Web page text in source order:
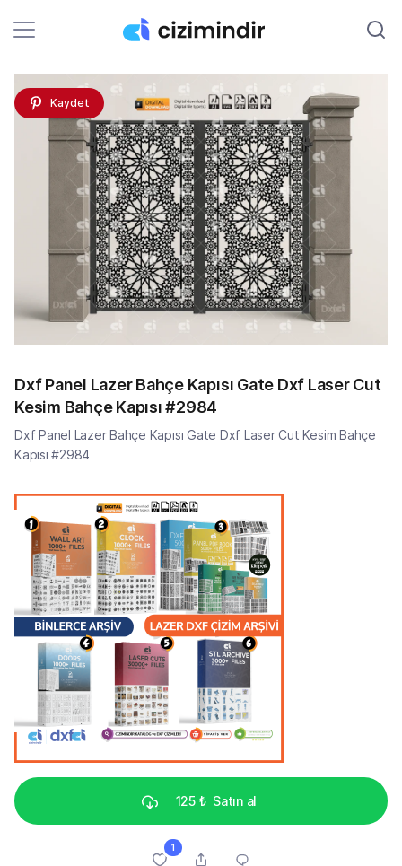
Kaydet
Dxf Panel Lazer Bahçe Kapısı Gate Dxf Laser Cut
Kesim Bahçe Kapısı #2984
Dxf Panel Lazer Bahçe Kapısı Gate Dxf Laser Cut Kesim Bahçe
Kapısı #2984
125 ₺ Satın al
1